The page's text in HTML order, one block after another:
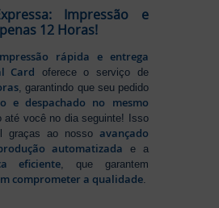
Impressão e
12 Horas!
rápida e entrega
Card oferece o serviço de
, garantindo que seu pedido
e despachado no mesmo
até você no dia seguinte! Isso
graças ao nosso avançado
automatizada e a
eficiente , que garantem
comprometer a qualidade